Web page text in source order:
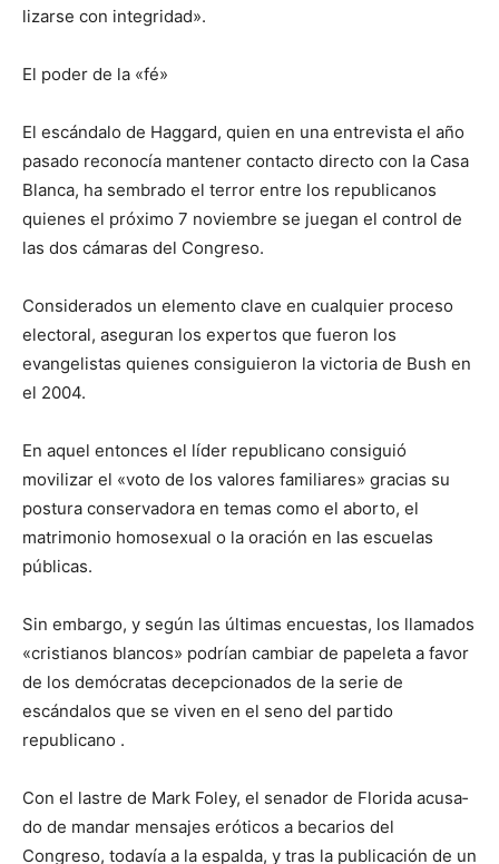
lizarse con integridad».
El poder de la «fé»
El escándalo de Haggard, quien en una entrevista el año
pasado reconocía mantener contacto direc­to con la Casa
Blanca, ha sembrado el terror entre los republicanos
quienes el próximo 7 noviembre se juegan el control de
las dos cámaras del Congreso.
Considerados un elemen­to clave en cualquier pro­ceso
electoral, aseguran los expertos que fueron los
evangelistas quienes consiguieron la victoria de Bush en
el 2004.
En aquel entonces el líder republicano consiguió
movilizar el «voto de los valores familiares» gracias su
postura conservadora en temas como el aborto, el
matrimonio homosexual o la oración en las escuelas
públicas.
Sin embargo, y según las últimas encues­tas, los llamados
«cris­tianos blancos» podrían cambiar de papeleta a favor
de los demócratas decepcionados de la serie de
escándalos que se viven en el seno del partido
republicano .
Con el lastre de Mark Foley, el senador de Florida acusa­
do de mandar mensajes eróticos a becarios del
Congreso, todavía a la es­palda, y tras la publicación de un